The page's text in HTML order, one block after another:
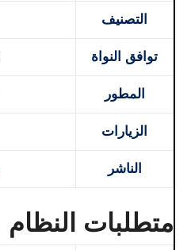
التصنيف
توافق النواة
المطور
الزيارات
الناشر
متطلبات النظام